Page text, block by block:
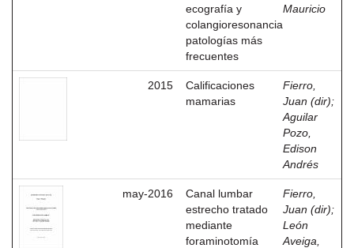
ecografía y
colangioresonancia
patologías más
frecuentes
Mauricio
2015
Calificaciones
mamarias
Fierro,
Juan (dir);
Aguilar
Pozo,
Edison
Andrés
may-2016
Canal lumbar
estrecho tratado
mediante
foraminotomía
Fierro,
Juan (dir);
León
Aveiga,